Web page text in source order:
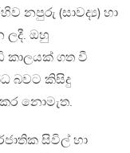
නපුරු (සාවද්‍ය) හා
ලදී. ඔහු
කාලයක් ගත වී
බවට කිසිදු
නොමැත.
සිවිල් හා